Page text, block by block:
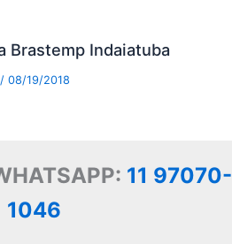
Brastemp Indaiatuba
/08/19/2018
11 97070-
1046